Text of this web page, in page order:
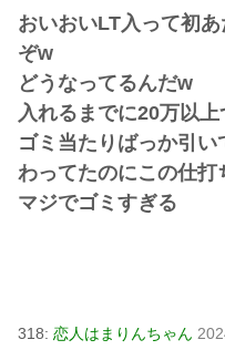
おいおいLT入って初
ぞw
どうなってるんだw
入れるまでに20万以
ゴミ当たりばっか引
わってたのにこの仕打
マジでゴミすぎる
318: 恋人はまりんちゃん